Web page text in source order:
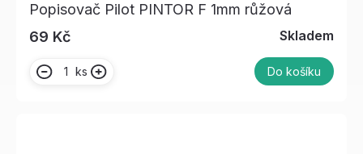
Popisovač Pilot PINTOR F 1mm růžová
69 Kč
Skladem
ks Do košíku